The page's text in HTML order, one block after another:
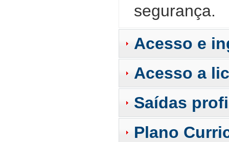
segurança.
Acesso e
Acesso a
Saídas
Plano